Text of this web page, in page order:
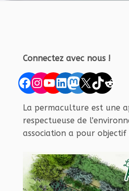
Connectez avec nous !
Facebook
Instagram
YouTube
LinkedIn
Mastodon
X TikTok
La permaculture est une
respectueuse de
association a pour